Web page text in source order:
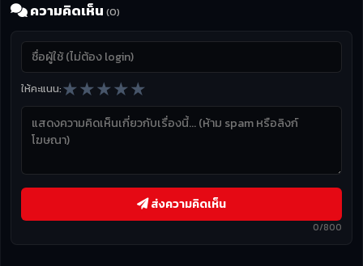
ความคิดเห็น (0)
ให้คะแนน:★★★★★
0/800
ส่งความคิดเห็น